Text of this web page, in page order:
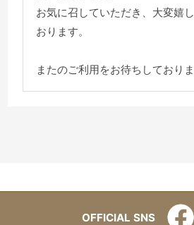
お気に召していただき、大変嬉
おります。
またのご利用をお待ちしておりま
OFFICIAL SNS